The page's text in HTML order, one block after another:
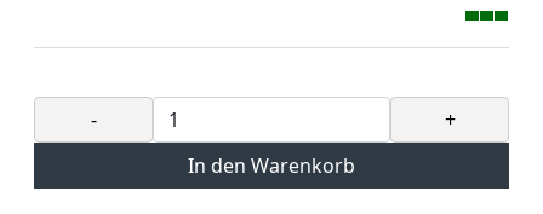
-
+
In den Warenkorb